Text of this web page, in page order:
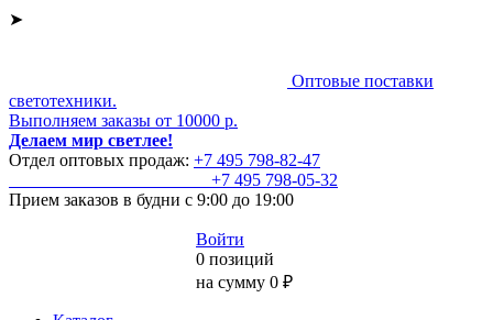
➤
Оптовые поставки
светотехники.
Выполняем заказы от 10000 р.
Делаем мир светлее!
Отдел оптовых продаж: +7 495 798-82-47
+7 495 798-05-32
Прием заказов в будни с 9:00 до 19:00
Войти
0 позиций
на сумму 0 ₽